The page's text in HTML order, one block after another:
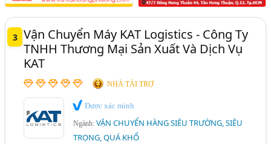
3 Vận Chuyển Máy KAT Logistics - Công Ty
TNHH Thương Mại Sản Xuất Và Dịch Vụ
KAT
NHÀ TÀI TRỢ
Được xác minh
Ngành:VẬN CHUYỂN HÀNG SIÊU TRƯỜNG, SIÊU
TRỌNG, QUÁ KHỔ